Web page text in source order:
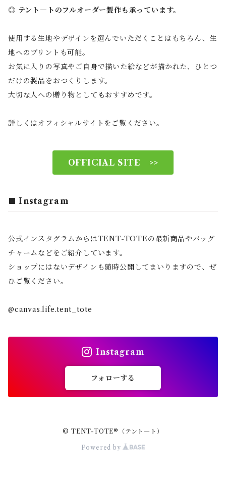
◎ テント―トのフルオーダー製作も承っています。
使用する生地やデザインを選んでいただくことはもちろん、生
地へのプリントも可能。
お気に入りの写真やご自身で描いた絵などが描かれた、ひとつ
だけの製品をおつくりします。
大切な人への贈り物としてもおすすめです。
詳しくはオフィシャルサイトをご覧ください。
OFFICIAL SITE >>
Instagram
公式インスタグラムからはTENT-TOTEの最新商品やバッグ
チャームなどをご紹介しています。
ショップにはないデザインも随時公開してまいりますので、ぜ
ひご覧ください。
@canvas.life.tent_tote
Instagram
フォローする
© TENT-TOTE®（テント―ト）
Powered by